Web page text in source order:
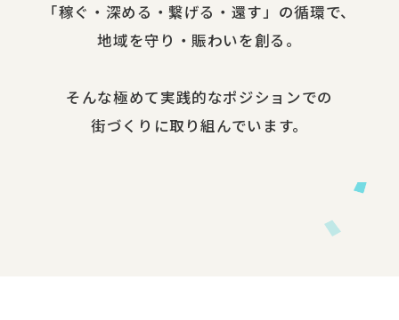
​「稼ぐ・​深める​・繋げる・還す」の​循環で、​
地域を​守り・​賑わいを​創る。
​そんな​極めて​実践的な​ポジションでの​
街づくりに​取り組んでいます。​